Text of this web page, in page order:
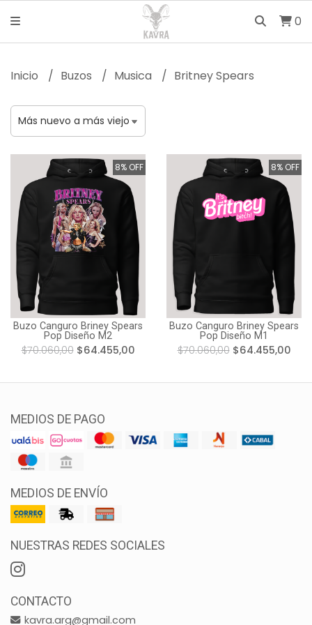
0
Inicio Buzos Musica Britney Spears
8% OFF
Buzo Canguro Briney Spears
Pop Diseño M2
$70.060,00$64.455,00
8% OFF
Buzo Canguro Briney Spears
Pop Diseño M1
$70.060,00$64.455,00
MEDIOS DE PAGO
MEDIOS DE ENVÍO
NUESTRAS REDES SOCIALES
CONTACTO
kavra.arg@gmail.com